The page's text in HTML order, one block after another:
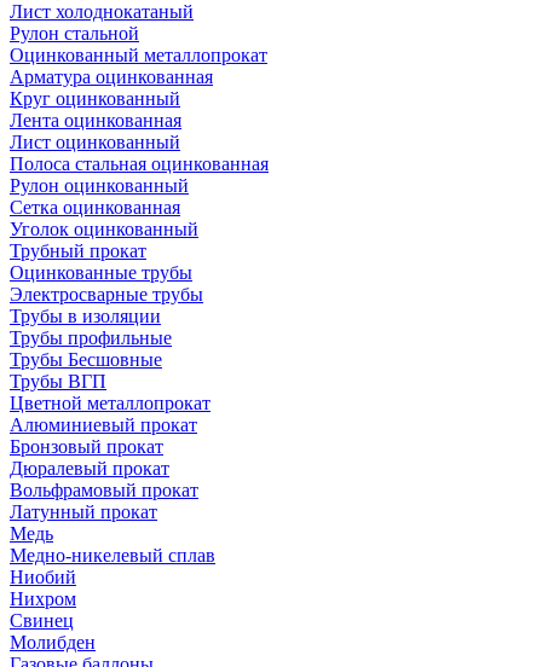
Лист холоднокатаный
Рулон стальной
Оцинкованный металлопрокат
Арматура оцинкованная
Круг оцинкованный
Лента оцинкованная
Лист оцинкованный
Полоса стальная оцинкованная
Рулон оцинкованный
Сетка оцинкованная
Уголок оцинкованный
Трубный прокат
Оцинкованные трубы
Электросварные трубы
Трубы в изоляции
Трубы профильные
Трубы Бесшовные
Трубы ВГП
Цветной металлопрокат
Алюминиевый прокат
Бронзовый прокат
Дюралевый прокат
Вольфрамовый прокат
Латунный прокат
Медь
Медно-никелевый сплав
Ниобий
Нихром
Свинец
Молибден